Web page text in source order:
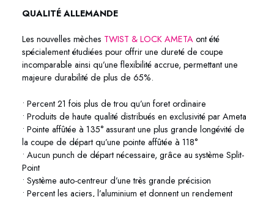
QUALITÉ ALLEMANDE
Les nouvelles mèches TWIST & LOCK AMETA ont été
spécialement étudiées pour offrir une dureté de coupe
incomparable ainsi qu’une flexibilité accrue, permettant une
majeure durabilité de plus de 65%.
• Percent 21 fois plus de trou qu’un foret ordinaire
• Produits de haute qualité distribués en exclusivité par Ameta
• Pointe affûtée à 135° assurant une plus grande longévité de
la coupe de départ qu’une pointe affûtée à 118°
• Aucun punch de départ nécessaire, grâce au système Split-
Point
• Système auto-centreur d’une très grande précision
• Percent les aciers, l’aluminium et donnent un rendement